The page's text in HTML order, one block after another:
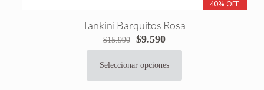
40% OFF
Tankini Barquitos Rosa
$15.990
El
precio
original
$9.590El
precio
actual
Seleccionar opciones
producto